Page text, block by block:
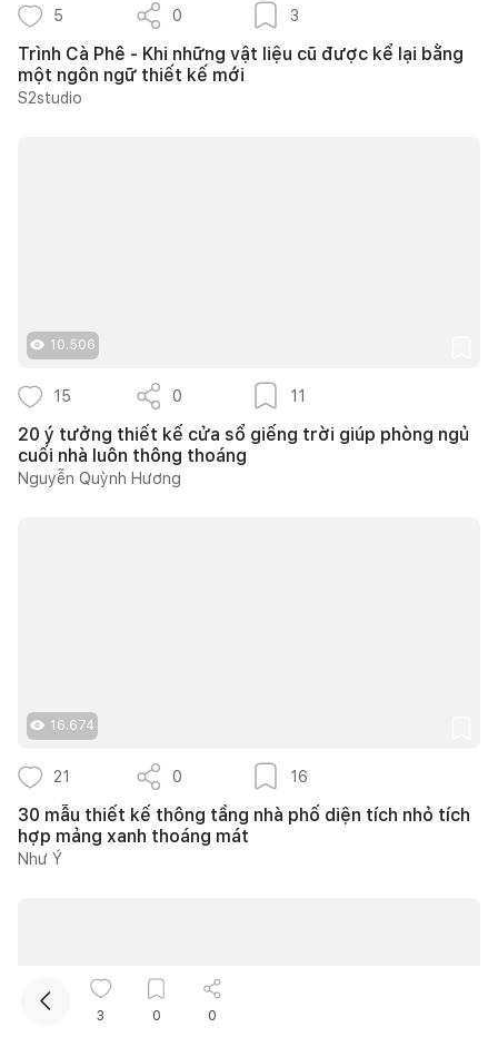
5 0 3
Trình Cà Phê - Khi những vật liệu cũ được kể lại bằng
một ngôn ngữ thiết kế mới
S2studio
10.506
15 0 11
20 ý tưởng thiết kế cửa sổ giếng trời giúp phòng ngủ
cuối nhà luôn thông thoáng
Nguyễn Quỳnh Hương
16.674
21 0 16
30 mẫu thiết kế thông tầng nhà phố diện tích nhỏ tích
hợp mảng xanh thoáng mát
Như Ý
3 0 0
Kết nối thiết kế, thi công
Mua sắm hoàn thiện nhà